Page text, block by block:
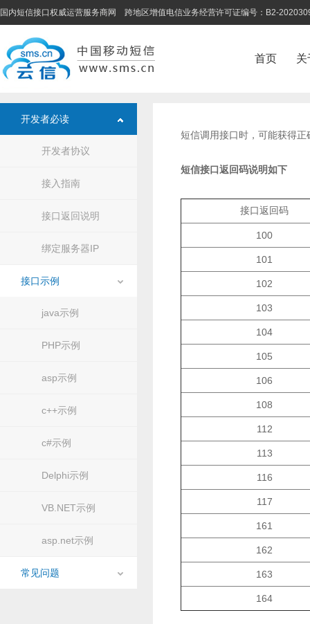
国内短信接口权威运营服务商网 跨地区增值电信业务经营许可证编号：B2-
首页 关
开发者必读
开发者协议
接入指南
接口返回说明
绑定服务器IP
接口示例
java示例
PHP示例
asp示例
c++示例
c#示例
Delphi示例
VB.NET示例
asp.net示例
常见问题
短信调用接口时，可能获得
短信接口返回码说明如下
接口返回码
100
101
102
103
104
105
106
108
112
113
116
117
161
162
163
164